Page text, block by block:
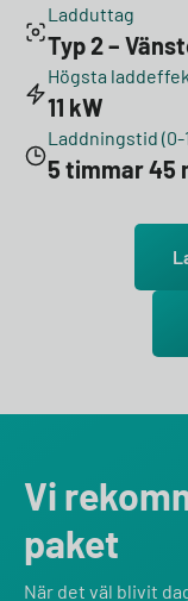
Ladduttag
Typ 2 –
Högsta
11 kW
Laddningstid (0-
5 timmar 45
Vi
paket
När det väl blivit